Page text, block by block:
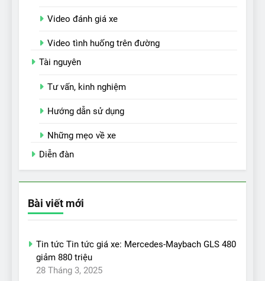
Video đánh giá xe
Video tình huống trên đường
Tài nguyên
Tư vấn, kinh nghiệm
Hướng dẫn sử dụng
Những mẹo về xe
Diễn đàn
Bài viết mới
Tin tức Tin tức giá xe: Mercedes-Maybach GLS 480
giảm 880 triệu
28 Tháng 3, 2025